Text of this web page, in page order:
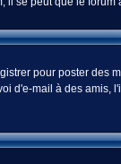
pour poster des
mail à des